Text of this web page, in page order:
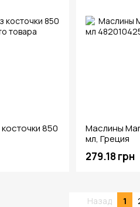
850
Маслины
мл, Греция
279.18 грн
Назад 1